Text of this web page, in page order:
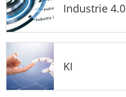
Industrie 4.0
KI